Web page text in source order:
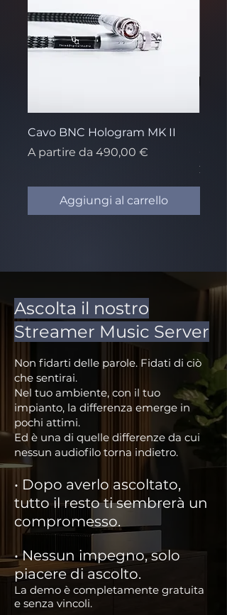
Cavo BNC Hologram MK II
A partire da 490,00 €
Prezzo scontato
Aggiungi al carrello
Ascolta il nostro
Streamer Music Server
Non fidarti delle parole. Fidati di ciò
che sentirai.
Nel tuo ambiente, con il tuo
impianto, la differenza emerge in
pochi attimi.
Ed è una di quelle differenze da cui
nessun audiofilo torna indietro.
• Dopo averlo ascoltato,
tutto il resto ti sembrerà un
compromesso.
• Nessun impegno, solo
piacere di ascolto.
La demo è completamente gratuita
e senza vincoli.